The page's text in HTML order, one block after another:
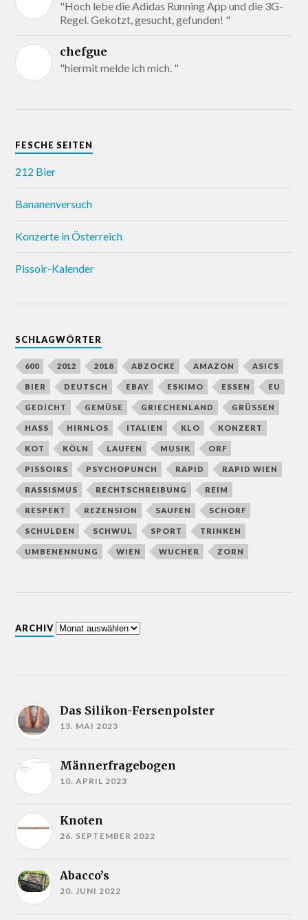
"Hoch lebe die Adidas Running App und die 3G-
Regel. Gekotzt, gesucht, gefunden! "
chefgue
"hiermit melde ich mich. "
FESCHE SEITEN
212 Bier
Bananenversuch
Konzerte in Österreich
Pissoir-Kalender
SCHLAGWÖRTER
600 2012 2018 ABZOCKE AMAZON ASICS
BIER DEUTSCH EBAY ESKIMO ESSEN EU
GEDICHT GEMÜSE GRIECHENLAND GRÜSSEN
HASS HIRNLOS ITALIEN KLO KONZERT
KOT KÖLN LAUFEN MUSIK ORF
PISSOIRS PSYCHOPUNCH RAPID RAPID WIEN
RASSISMUS RECHTSCHREIBUNG REIM
RESPEKT REZENSION SAUFEN SCHORF
SCHULDEN SCHWUL SPORT TRINKEN
UMBENENNUNG WIEN WUCHER ZORN
ARCHIV
Das Silikon-Fersenpolster
13. MAI 2023
Männerfragebogen
10. APRIL 2023
Knoten
26. SEPTEMBER 2022
Abacco’s
20. JUNI 2022